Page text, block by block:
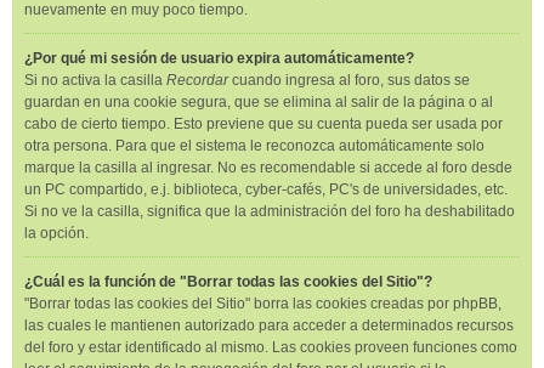
nuevamente en muy poco tiempo.
¿Por qué mi sesión de usuario expira automáticamente?
Si no activa la casilla Recordarcuando ingresa al foro, sus datos se
guardan en una cookie segura, que se elimina al salir de la página o al
cabo de cierto tiempo. Esto previene que su cuenta pueda ser usada por
otra persona. Para que el sistema le reconozca automáticamente solo
marque la casilla al ingresar. No es recomendable si accede al foro desde
un PC compartido, e.j. biblioteca, cyber-cafés, PC's de universidades, etc.
Si no ve la casilla, significa que la administración del foro ha deshabilitado
la opción.
¿Cuál es la función de "Borrar todas las cookies del Sitio"?
"Borrar todas las cookies del Sitio" borra las cookies creadas por phpBB,
las cuales le mantienen autorizado para acceder a determinados recursos
del foro y estar identificado al mismo. Las cookies proveen funciones como